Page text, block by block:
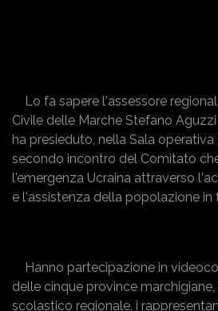
Lo fa sapere l'assessore
Civile delle Marche Stefano
ha presieduto, nella Sala operativa
secondo incontro del Comitato
l'emergenza Ucraina attraverso
e l'assistenza della popolazione in
Hanno partecipazione in
delle cinque province
scolastico regionale, i